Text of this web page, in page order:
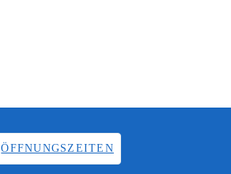
ÖFFNUNGSZEITEN